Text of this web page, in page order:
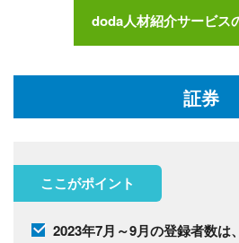
doda人材紹介サービス
証券
ここがポイント
2023年7月～9月の登録者数は